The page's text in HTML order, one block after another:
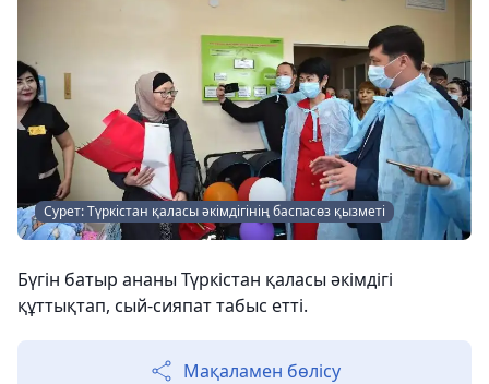
Сурет: Түркістан қаласы әкімдігінің баспасөз қызметі
Бүгін батыр ананы Түркістан қаласы әкімдігі
құттықтап, сый-сияпат табыс етті.
Мақаламен бөлісу